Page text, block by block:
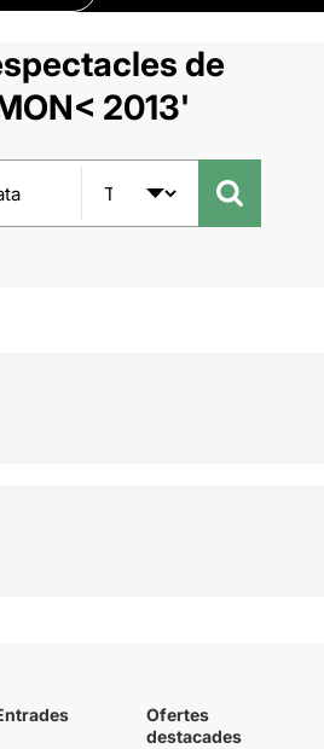
de
2013'
Ofertes
destacades